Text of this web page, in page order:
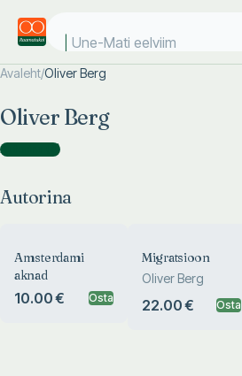
Une-Mati eelviima
Avaleht/Oliver Berg
Oliver Berg
Autorina )
Autorina
Amsterdami
aknad
10.00 € Osta
Migratsioon
Oliver Berg
22.00 € Osta